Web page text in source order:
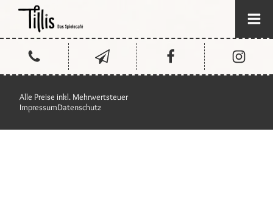
Alle Preise inkl. Mehrwertsteuer
ImpressumDatenschutz